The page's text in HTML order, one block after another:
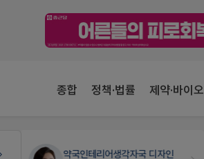
종합 정책·법률 제약·바이오
약국인테리어생각자국 디자인